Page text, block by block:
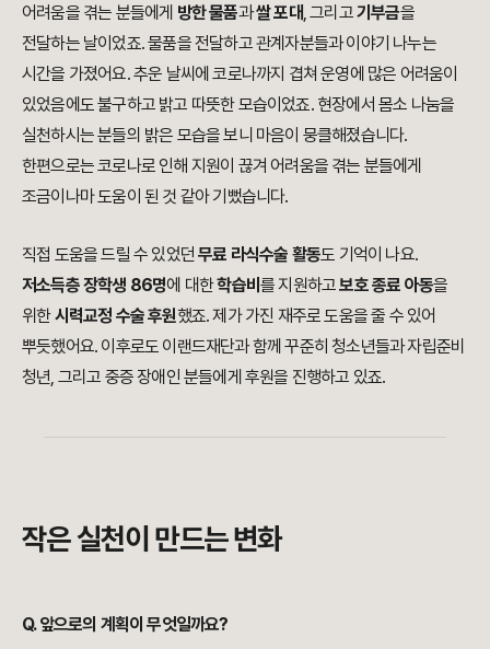
어려움을 겪는 분들에게 방한 물품과쌀 포대 , 그리고기부금을
전달하는 날이었죠. 물품을 전달하고 관계자분들과 이야기 나누는
시간을 가졌어요. 추운 날씨에 코로나까지 겹쳐 운영에 많은 어려움이
있었음에도 불구하고 밝고 따뜻한 모습이었죠. 현장에서 몸소 나눔을
실천하시는 분들의 밝은 모습을 보니 마음이 뭉클해졌습니다.
한편으로는 코로나로 인해 지원이 끊겨 어려움을 겪는 분들에게
조금이나마 도움이 된 것 같아 기뻤습니다.
직접 도움을 드릴 수 있었던무료 라식수술 활동도 기억이 나요.
저소득층 장학생 86명에 대한학습비를 지원하고보호 종료 아동을
위한시력교정 수술 후원했죠. 제가 가진 재주로 도움을 줄 수 있어
뿌듯했어요. 이후로도 이랜드재단과 함께 꾸준히 청소년들과 자립준비
청년, 그리고 중증 장애인 분들에게 후원을 진행하고 있죠.
작은 실천이 만드는 변화
Q. 앞으로의 계획이 무엇일까요?